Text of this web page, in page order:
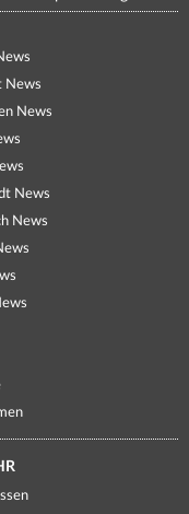
News
News
News
News